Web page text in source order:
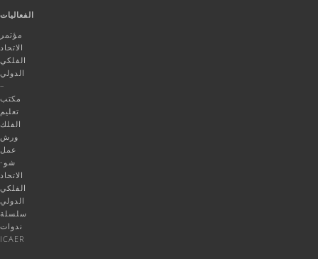
الفعاليات
مؤتمر
الاتحاد
الفلكي
الدولي
–
مكتب
تعليم
الفلك
ورش
عمل
شو-
الاتحاد
الفلكي
الدولي
سلسلة
ندوات
ICAER